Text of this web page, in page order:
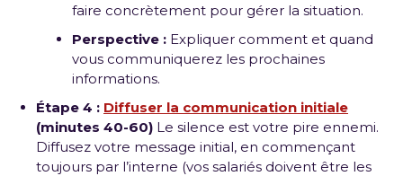
faire concrètement pour gérer la situation.
Perspective : Expliquer comment et quand
vous communiquerez les prochaines
informations.
Étape 4 : Diffuser la communication initiale
(minutes 40-60) Le silence est votre pire ennemi.
Diffusez votre message initial, en commençant
toujours par l’interne (vos salariés doivent être les